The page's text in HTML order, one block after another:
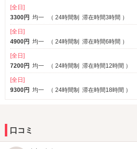
[全日]
3300円 均一 （ 24時間制 滞在時間3時間 ）
[全日]
4900円 均一 （ 24時間制 滞在時間6時間 ）
[全日]
7200円 均一 （ 24時間制 滞在時間12時間 ）
[全日]
9300円 均一 （ 24時間制 滞在時間18時間 ）
口コミ